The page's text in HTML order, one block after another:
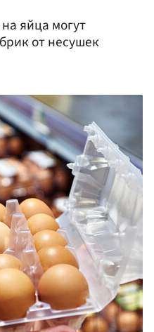
яйца могут
от несушек